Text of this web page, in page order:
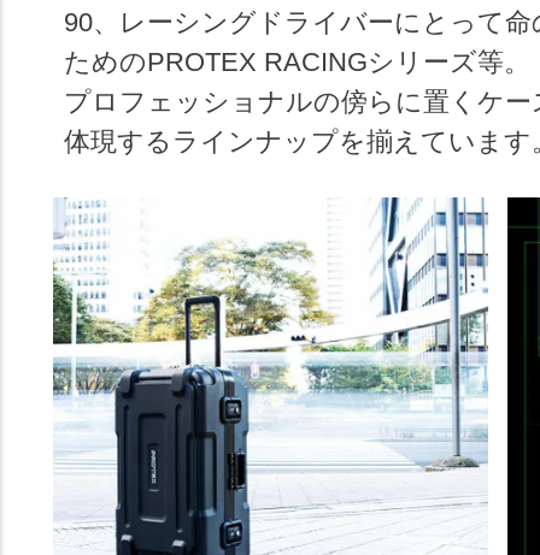
90、レーシングドライバーにとって
ためのPROTEX RACINGシリーズ等。
プロフェッショナルの傍らに置くケ
体現するラインナップを揃えています